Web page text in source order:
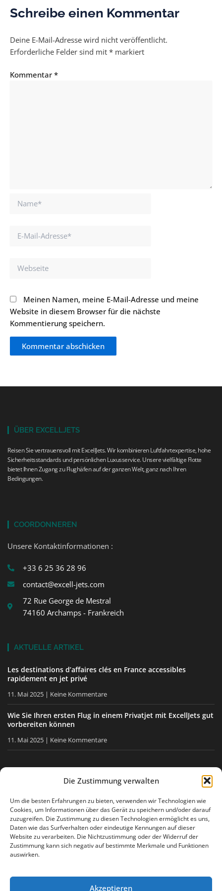
Die Zustimmung verwalten
Um die besten Erfahrungen zu bieten, verwenden wir Technologien wie
Cookies, um Informationen über das Gerät zu speichern und/oder darauf
zuzugreifen. Die Zustimmung zu diesen Technologien ermöglicht es uns,
Daten wie das Surfverhalten oder eindeutige Kennungen auf dieser
Website zu verarbeiten. Die Nichtzustimmung oder der Widerruf der
Zustimmung kann sich negativ auf bestimmte Merkmale und Funktionen
auswirken.
Akzeptieren
Schreibe einen Kommentar
Deine E-Mail-Adresse wird nicht veröffentlicht.
Erforderliche Felder sind mit * markiert
Kommentar *
Name*
Webseite
Meinen Namen, meine E-Mail-Adresse und meine
Website in diesem Browser für die nächste
Kommentierung speichern.
ÜBER EXCELLJETS
Reisen Sie vertrauensvoll mit ExcellJets. Wir kombinieren Luftfahrtexpertise, hohe
Sicherheitsstandards und persönlichen Luxusservice. Unsere vielfältige Flotte
bietet Ihnen Zugang zu Flughäfen auf der ganzen Welt, ganz nach Ihren
Bedingungen.
COORDONNEREN
Unsere Kontaktinformationen :
+33 6 25 36 28 96
contact@excell-jets.com
72 Rue George de Mestral
74160 Archamps - Frankreich
AKTUELLE ARTIKEL
Les destinations d’affaires clés en France accessibles
rapidement en jet privé
11. Mai 2025 Keine Kommentare
Wie Sie Ihren ersten Flug in einem Privatjet mit ExcellJets gut
vorbereiten können
11. Mai 2025 Keine Kommentare
BLEIBEN SIE INFORMIERT
Erhalten Sie unsere Tipps, unsere Neuigkeiten direkt in Ihre
E-Mail-Box.
Ich stimme der Datenschutzerklärung